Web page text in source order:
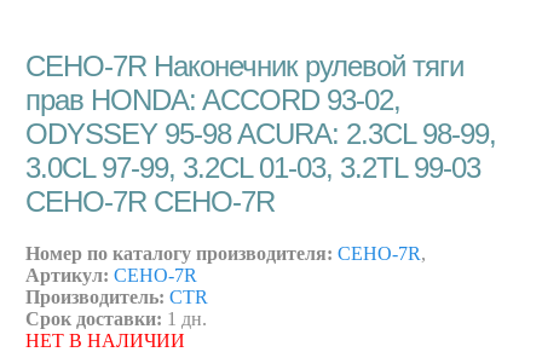
CEHO-7R Наконечник рулевой тяги
прав HONDA: ACCORD 93-02,
ODYSSEY 95-98 ACURA: 2.3CL 98-99,
3.0CL 97-99, 3.2CL 01-03, 3.2TL 99-03
CEHO-7R CEHO-7R
Номер по каталогу производителя: CEHO-7R,
Артикул: CEHO-7R
Производитель: CTR
Срок доставки: 1 дн.
НЕТ В НАЛИЧИИ